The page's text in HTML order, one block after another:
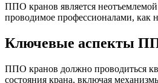
ППО кранов является неотъемлемой
проводимое профессионалами, как
Ключевые аспекты
ППО кранов должно проводиться
состояния крана, включая